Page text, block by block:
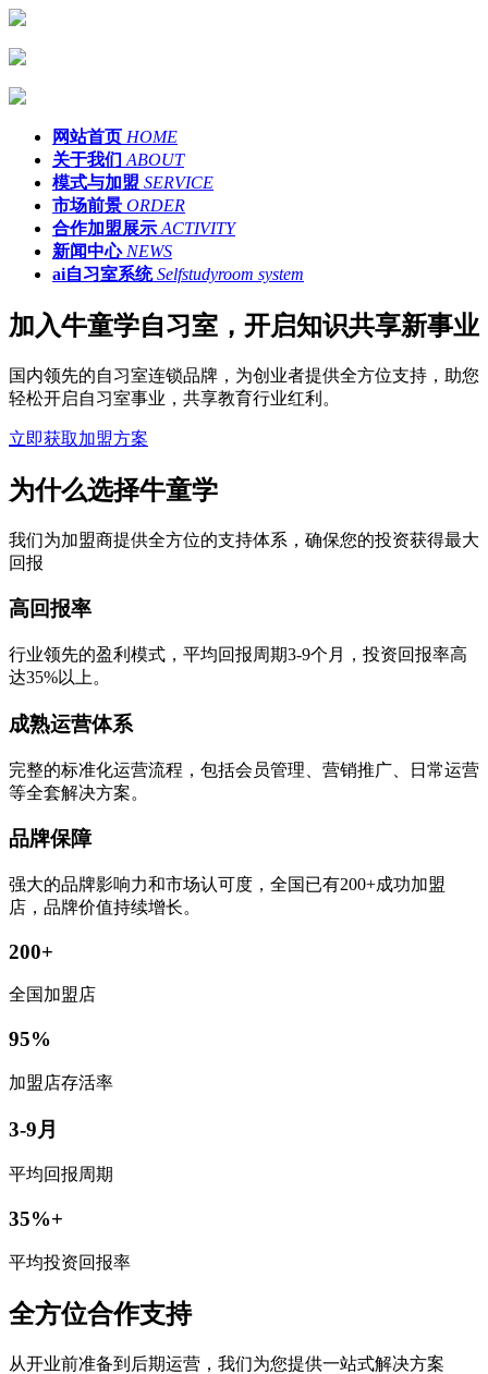
网站首页 HOME
关于我们 ABOUT
模式与加盟 SERVICE
市场前景 ORDER
合作加盟展示 ACTIVITY
新闻中心 NEWS
ai自习室系统 Selfstudyroom system
加入牛童学自习室，开启知识共享新事业
国内领先的自习室连锁品牌，为创业者提供全方位支持，助您
轻松开启自习室事业，共享教育行业红利。
立即获取加盟方案
为什么选择牛童学
我们为加盟商提供全方位的支持体系，确保您的投资获得最大
回报
高回报率
行业领先的盈利模式，平均回报周期3-9个月，投资回报率高
达35%以上。
成熟运营体系
完整的标准化运营流程，包括会员管理、营销推广、日常运营
等全套解决方案。
品牌保障
强大的品牌影响力和市场认可度，全国已有200+成功加盟
店，品牌价值持续增长。
200+
全国加盟店
95%
加盟店存活率
3-9月
平均回报周期
35%+
平均投资回报率
全方位合作支持
从开业前准备到后期运营，我们为您提供一站式解决方案